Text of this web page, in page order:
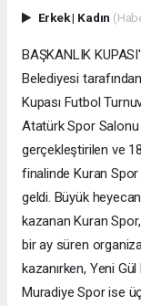
Erkek| Kadın
BAŞKANLIK
Belediyesi
Kupası Futbol
Atatürk Spor Salonu
gerçekleştirilen ve
finalinde Kuran Spor
geldi. Büyük
kazanan Kuran Spor,
bir ay süren
kazanırken, Yeni
Muradiye Spor ise